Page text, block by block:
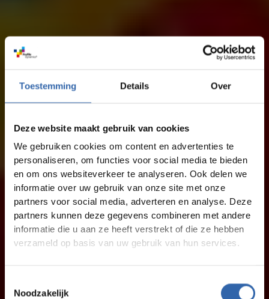
Toestemming Details Over
Deze website maakt gebruik van cookies
We gebruiken cookies om content en advertenties te
personaliseren, om functies voor social media te bieden
en om ons websiteverkeer te analyseren. Ook delen we
informatie over uw gebruik van onze site met onze
partners voor social media, adverteren en analyse. Deze
partners kunnen deze gegevens combineren met andere
informatie die u aan ze heeft verstrekt of die ze hebben
verzameld op basis van uw gebruik van hun services.
Noodzakelijk